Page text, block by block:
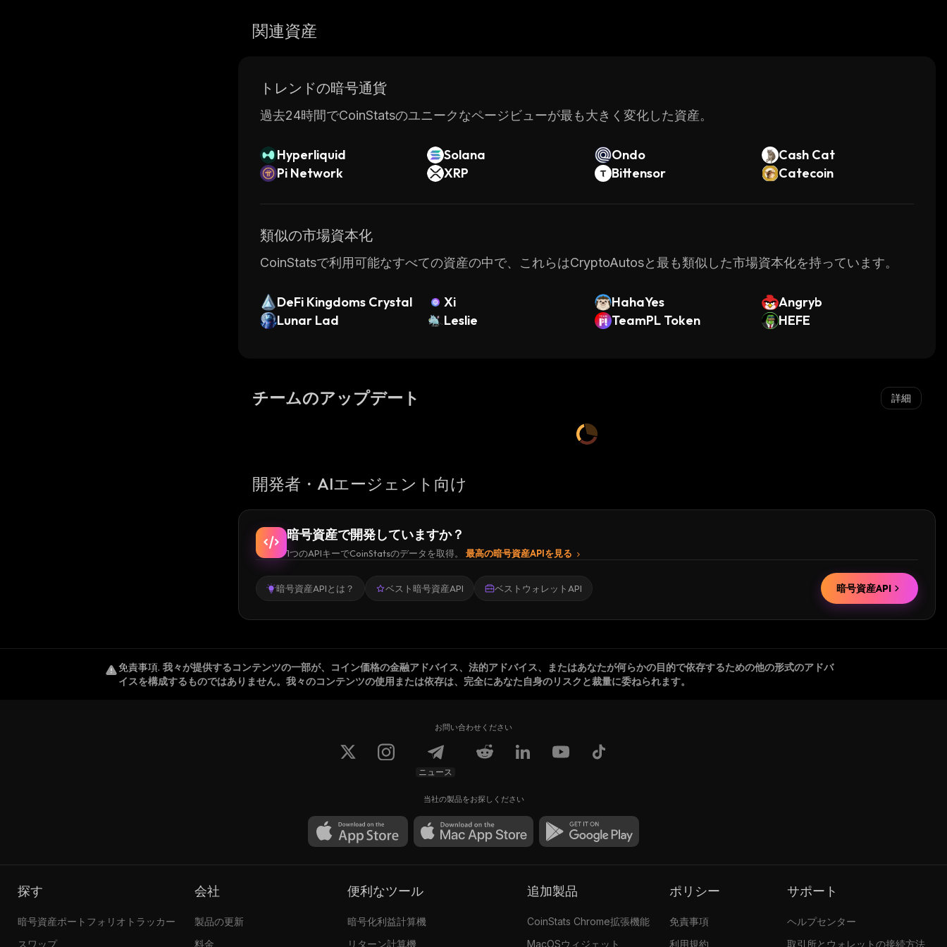
関連資産
トレンドの暗号通貨
過去24時間でCoinStatsのユニークなページビューが最も大きく変化した資産。
Hyperliquid Solana Ondo
Cash Cat
Pi Network
XRP Bittensor Catecoin
類似の市場資本化
CoinStatsで利用可能なすべての資産の中で、これらはCryptoAutosと最も類似した市場資本化を持っています。
DeFi Kingdoms Crystal Xi HahaYes
Angryb
Lunar Lad
Leslie TeamPL Token HEFE
チームのアップデート 詳細
開発者・AIエージェント向け
暗号資産で開発していますか？
1つのAPIキーでCoinStatsのデータを取得。 最高の暗号資産APIを見る
暗号資産APIとは？ ベスト暗号資産API ベストウォレットAPI 暗号資産API
免責事項. 我々が提供するコンテンツの一部が、コイン価格の金融アドバイス、法的アドバイス、またはあなたが何らかの目的で依存するための他の形式のアドバ
イスを構成するものではありません。我々のコンテンツの使用または依存は、完全にあなた自身のリスクと裁量に委ねられます。
お問い合わせください
ニュース
当社の製品をお探しください
探す
暗号資産ポートフォリオトラッカー
スワップ
会社
製品の更新
料金
便利なツール
暗号化利益計算機
リターン計算機
追加製品
CoinStats Chrome拡張機能
MacOSウィジェット
ポリシー
免責事項
利用規約
サポート
ヘルプセンター
取引所とウォレットの接続方法